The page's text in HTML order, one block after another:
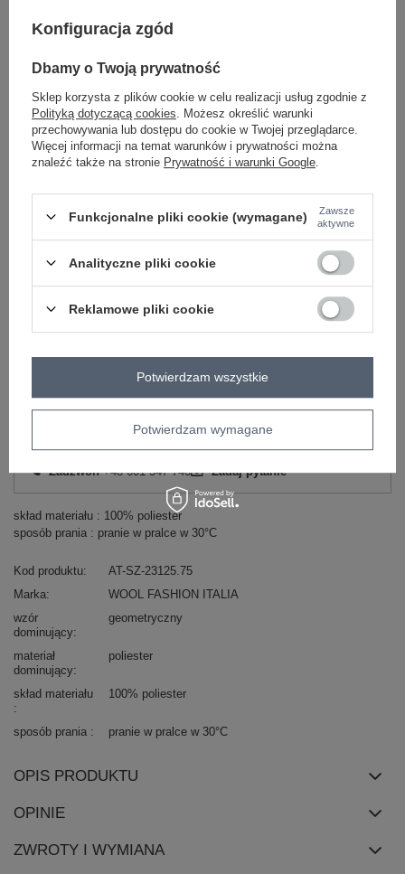
zielony
pomarańczowy
One size 2016103473342 - +
ZALOGUJ SIĘ I ZOBACZ CENĘ
Masz pytanie? Chętnie pomożemy.
Zadzwoń+48 601 547 740 Zadaj pytanie
skład materiału : 100% poliester
sposób prania : pranie w pralce w 30°C
Kod produktu
AT-SZ-23125.75
Marka
WOOL FASHION ITALIA
wzór
dominujący
geometryczny
materiał
dominujący
poliester
skład materiału 100% poliester
sposób prania pranie w pralce w 30°C
OPIS PRODUKTU
OPINIE
ZWROTY I WYMIANA
Konfiguracja zgód
Dbamy o Twoją prywatność
Sklep korzysta z plików cookie w celu realizacji usług zgodnie z
Polityką dotyczącą cookies . Możesz określić warunki
przechowywania lub dostępu do cookie w Twojej przeglądarce.
Więcej informacji na temat warunków i prywatności można
znaleźć także na stronie Prywatność i warunki Google
Funkcjonalne pliki cookie (wymagane)
Zawsze
aktywne
Analityczne pliki cookie
Reklamowe pliki cookie
Potwierdzam wymagane
Potwierdzam wszystkie